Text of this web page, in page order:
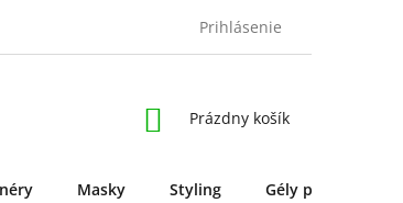
Prihlásenie
NÁKUPNÝ
Prázdny košík
Masky Styling Gély pre styling